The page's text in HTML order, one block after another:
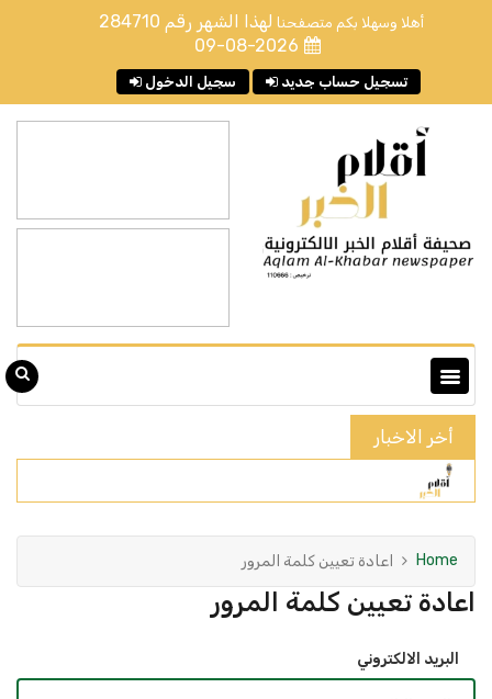
أهلا وسهلا بكم متصفحنا لهذا الشهر رقم 284710
09-08-2026
سجيل الدخول تسجيل حساب جديد
أخر الاخبار
Home اعادة تعيين كلمة المرور
اعادة تعيين كلمة المرور
البريد الالكتروني